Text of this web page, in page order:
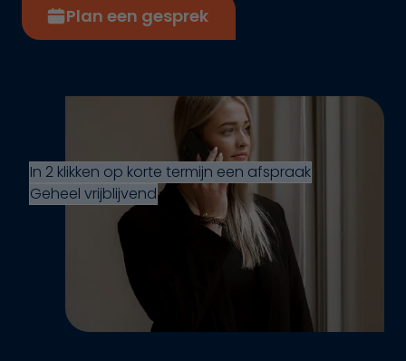
Plan een gesprek
In 2 klikken op korte termijn een afspraak
Geheel vrijblijvend